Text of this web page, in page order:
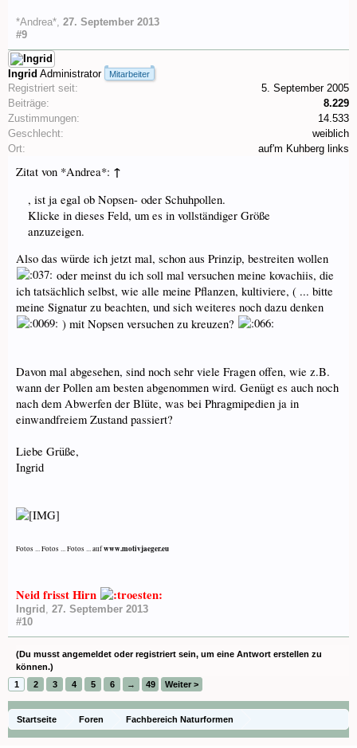
*Andrea*, 27. September 2013
#9
Ingrid Administrator Mitarbeiter
Registriert seit:
5. September 2005
Beiträge:
8.229
Zustimmungen:
14.533
Geschlecht:
weiblich
Ort:
auf'm Kuhberg links
Zitat von *Andrea*: ↑
, ist ja egal ob Nopsen- oder Schuhpollen.
Klicke in dieses Feld, um es in vollständiger Größe
anzuzeigen.
Also das würde ich jetzt mal, schon aus Prinzip, bestreiten wollen
oder meinst du ich soll mal versuchen meine kovachiis, die
ich tatsächlich selbst, wie alle meine Pflanzen, kultiviere, ( ... bitte
meine Signatur zu beachten, und sich weiteres noch dazu denken
) mit Nopsen versuchen zu kreuzen?
Davon mal abgesehen, sind noch sehr viele Fragen offen, wie z.B.
wann der Pollen am besten abgenommen wird. Genügt es auch noch
nach dem Abwerfen der Blüte, was bei Phragmipedien ja in
einwandfreiem Zustand passiert?
Liebe Grüße,
Ingrid
Fotos ... Fotos ... Fotos ... aufwww.motivjaeger.eu
Neid frisst Hirn
Ingrid , 27. September 2013
#10
(Du musst angemeldet oder registriert sein, um eine Antwort erstellen zu
können.)
1
2 3 4 5 6 → 49 Weiter >
Startseite Foren
Fachbereich Naturformen
Paphiopedilum, Phragmipedium